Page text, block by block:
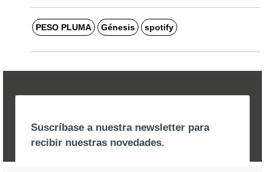
PESO PLUMA Génesis spotify